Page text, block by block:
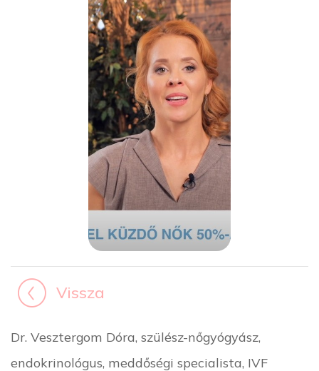
Vissza
Dr. Vesztergom Dóra, szülész-nőgyógyász,
endokrinológus, meddőségi specialista, IVF